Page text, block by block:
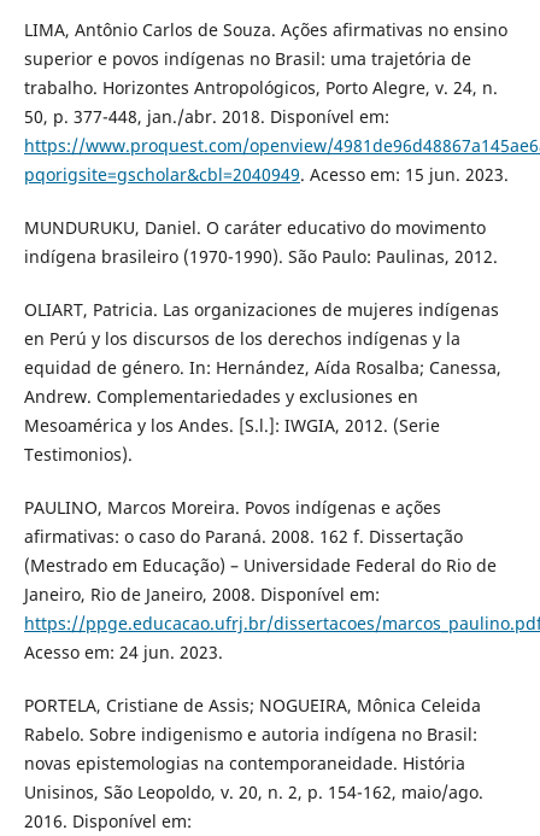
LIMA, Antônio Carlos de Souza. Ações afirmativas no ensino
superior e povos indígenas no Brasil: uma trajetória de
trabalho. Horizontes Antropológicos, Porto Alegre, v. 24, n.
50, p. 377-448, jan./abr. 2018. Disponível em:
https://www.proquest.com/openview/
pqorigsite=gscholar&cbl=2040949. Acesso em: 15 jun. 2023.
MUNDURUKU, Daniel. O caráter educativo do movimento
indígena brasileiro (1970-1990). São Paulo: Paulinas, 2012.
OLIART, Patricia. Las organizaciones de mujeres indígenas
en Perú y los discursos de los derechos indígenas y la
equidad de género. In: Hernández, Aída Rosalba; Canessa,
Andrew. Complementariedades y exclusiones en
Mesoamérica y los Andes. [S.l.]: IWGIA, 2012. (Serie
Testimonios).
PAULINO, Marcos Moreira. Povos indígenas e ações
afirmativas: o caso do Paraná. 2008. 162 f. Dissertação
(Mestrado em Educação) – Universidade Federal do Rio de
Janeiro, Rio de Janeiro, 2008. Disponível em:
https://ppge.educacao.ufrj.br/dissertacoes/
Acesso em: 24 jun. 2023.
PORTELA, Cristiane de Assis; NOGUEIRA, Mônica Celeida
Rabelo. Sobre indigenismo e autoria indígena no Brasil:
novas epistemologias na contemporaneidade. História
Unisinos, São Leopoldo, v. 20, n. 2, p. 154-162, maio/ago.
2016. Disponível em: